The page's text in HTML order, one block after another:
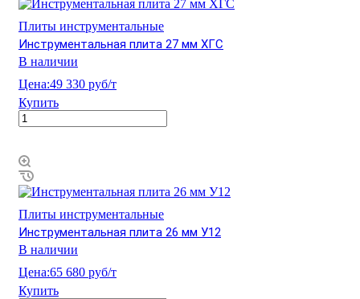
Плиты инструментальные
Инструментальная плита 27 мм ХГС
В наличии
Цена:49 330 руб/т
Купить
Плиты инструментальные
Инструментальная плита 26 мм У12
В наличии
Цена:65 680 руб/т
Купить